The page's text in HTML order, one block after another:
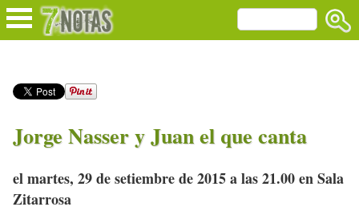
Jorge Nasser y Juan el que canta
el martes, 29 de setiembre de 2015 a las 21.00 en Sala
Zitarrosa